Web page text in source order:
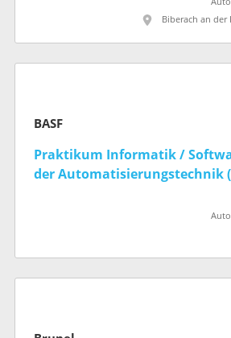
Biberach an der
BASF
Praktikum Informatik /
der Automatisierungstechnik